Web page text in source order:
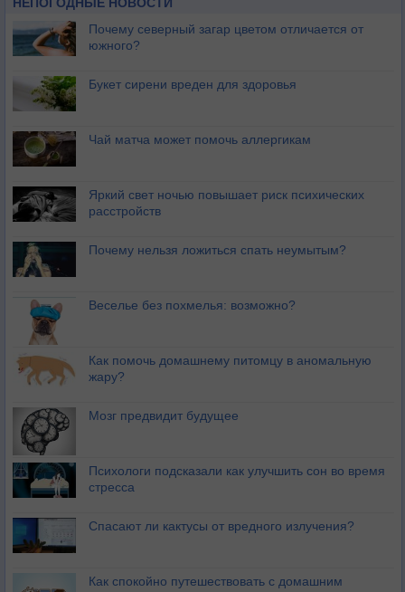
НЕПОГОДНЫЕ НОВОСТИ
Почему северный загар цветом отличается от
южного?
Букет сирени вреден для здоровья
Чай матча может помочь аллергикам
Яркий свет ночью повышает риск психических
расстройств
Почему нельзя ложиться спать неумытым?
Веселье без похмелья: возможно?
Как помочь домашнему питомцу в аномальную
жару?
Мозг предвидит будущее
Психологи подсказали как улучшить сон во время
стресса
Спасают ли кактусы от вредного излучения?
Как спокойно путешествовать с домашним